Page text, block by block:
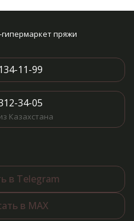
пряжи
11-99
34-05
Казахстана
в Telegram
в MAX